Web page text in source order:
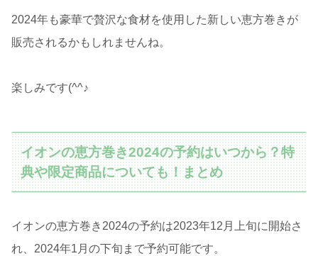
2024年も豪華で贅沢な食材を使用した新しい恵方巻きが
販売されるかもしれませんね。
楽しみです(^^♪
イオンの恵方巻き2024の予約はいつから？特
典や限定商品についても！まとめ
イオンの恵方巻き2024の予約は2023年12月上旬に開始さ
れ、2024年1月の下旬まで予約可能です。